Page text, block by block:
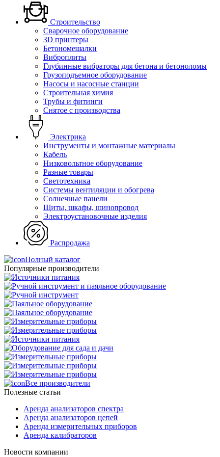
Строительство
Сварочное оборудование
3D принтеры
Бетономешалки
Виброплиты
Глубинные вибраторы для бетона и бетоноломы
Грузоподъемное оборудование
Насосы и насосные станции
Строительная химия
Трубы и фитинги
Снятое с производства
Электрика
Инструменты и монтажные материалы
Кабель
Низковольтное оборудование
Разные товары
Светотехника
Системы вентиляции и обогрева
Солнечные панели
Щиты, шкафы, шинопровод
Электроустановочные изделия
Распродажа
Полный каталог
Популярные производители
Все производители
Полезные статьи
Аренда анализаторов спектра
Аренда анализаторов цепей
Аренда измерительных приборов
Аренда калибраторов
Новости компании